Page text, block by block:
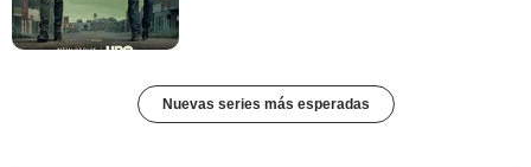
Nuevas series más esperadas